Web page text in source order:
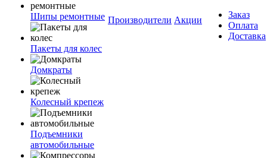
Шипы ремонтные
Пакеты для колес
Домкраты
Колесный крепеж
Подъемники
автомобильные
Производители Акции
Заказ
Оплата
Доставка